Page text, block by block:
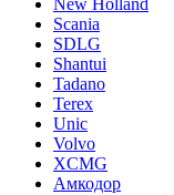
New Holland
Scania
SDLG
Shantui
Tadano
Terex
Unic
Volvo
XCMG
Амкодор